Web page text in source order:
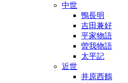
中世
鴨長明
吉田兼好
平家物語
曽我物語
太平記
近世
井原西鶴